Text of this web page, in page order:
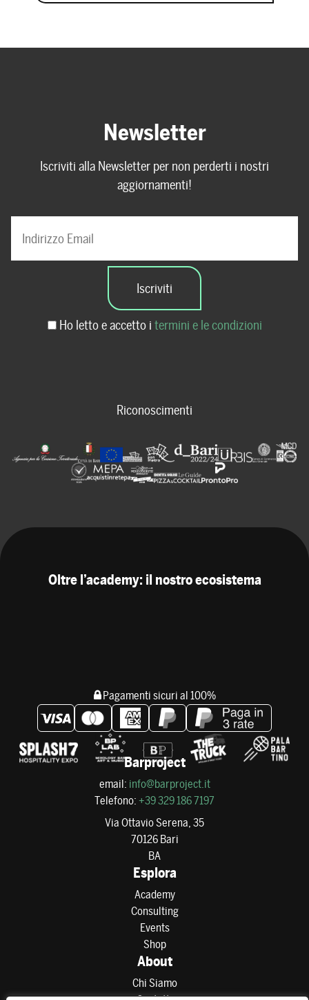
Newsletter
Iscriviti alla Newsletter per non perderti i nostri
aggiornamenti!
Ho letto e accetto i termini e le condizioni
Riconoscimenti
Oltre l’academy: il nostro ecosistema
Pagamenti sicuri al 100%
Barproject
email: info@barproject.it
Telefono: +39 329 186 7197
Via Ottavio Serena, 35
70126 Bari
BA
Esplora
Academy
Consulting
Events
Shop
About
Chi Siamo